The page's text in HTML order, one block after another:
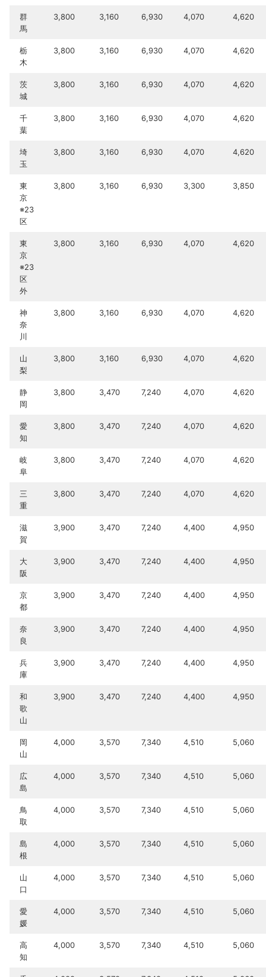
群
馬
3,800 3,160 6,930 4,070 4,620
栃
木
3,800 3,160 6,930 4,070 4,620
茨
城
3,800 3,160 6,930 4,070 4,620
千
葉
3,800 3,160 6,930 4,070 4,620
埼
玉
3,800 3,160 6,930 4,070 4,620
東
京
※23
区
3,800 3,160 6,930 3,300 3,850
東
京
※23
区
外
3,800 3,160 6,930 4,070 4,620
神
奈
川
3,800 3,160 6,930 4,070 4,620
山
梨
3,800 3,160 6,930 4,070 4,620
静
岡
3,800 3,470 7,240 4,070 4,620
愛
知
3,800 3,470 7,240 4,070 4,620
岐
阜
3,800 3,470 7,240 4,070 4,620
三
重
3,800 3,470 7,240 4,070 4,620
滋
賀
3,900 3,470 7,240 4,400 4,950
大
阪
3,900 3,470 7,240 4,400 4,950
京
都
3,900 3,470 7,240 4,400 4,950
奈
良
3,900 3,470 7,240 4,400 4,950
兵
庫
3,900 3,470 7,240 4,400 4,950
和
歌
山
3,900 3,470 7,240 4,400 4,950
岡
山
4,000 3,570 7,340 4,510 5,060
広
島
4,000 3,570 7,340 4,510 5,060
鳥
取
4,000 3,570 7,340 4,510 5,060
島
根
4,000 3,570 7,340 4,510 5,060
山
口
4,000 3,570 7,340 4,510 5,060
愛
媛
4,000 3,570 7,340 4,510 5,060
高
知
4,000 3,570 7,340 4,510 5,060